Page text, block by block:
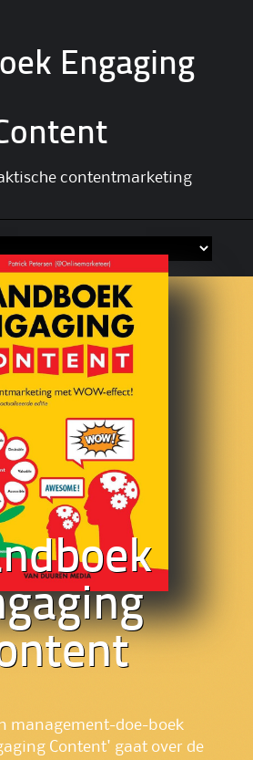
Engaging
contentmarketing
management-doe-boek
Content' gaat over de